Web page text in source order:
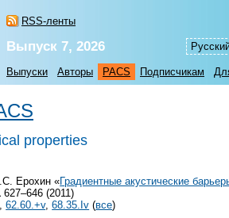
RSS-ленты
Выпуск 7, 2026
Выпуски Авторы PACS Подписчикам
properties
Ерохин «Градиентные акустические
627–646 (2011)
,62.60.+v,68.35.Iv (все)